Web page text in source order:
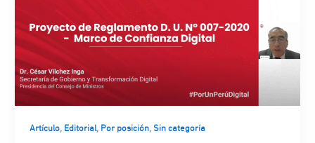
Artículo, Editorial, Por posición, Sin categoría